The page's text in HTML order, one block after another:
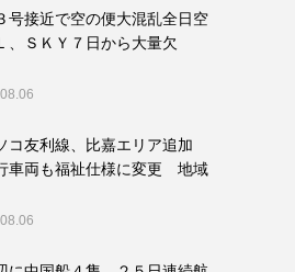
号接近で空の便大混乱全日空
、ＳＫＹ７日から大量欠
コ友利線、比嘉エリア追加
両も福祉仕様に変更 地域